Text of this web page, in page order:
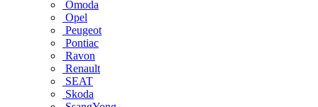
Omoda
Opel
Peugeot
Pontiac
Ravon
Renault
SEAT
Skoda